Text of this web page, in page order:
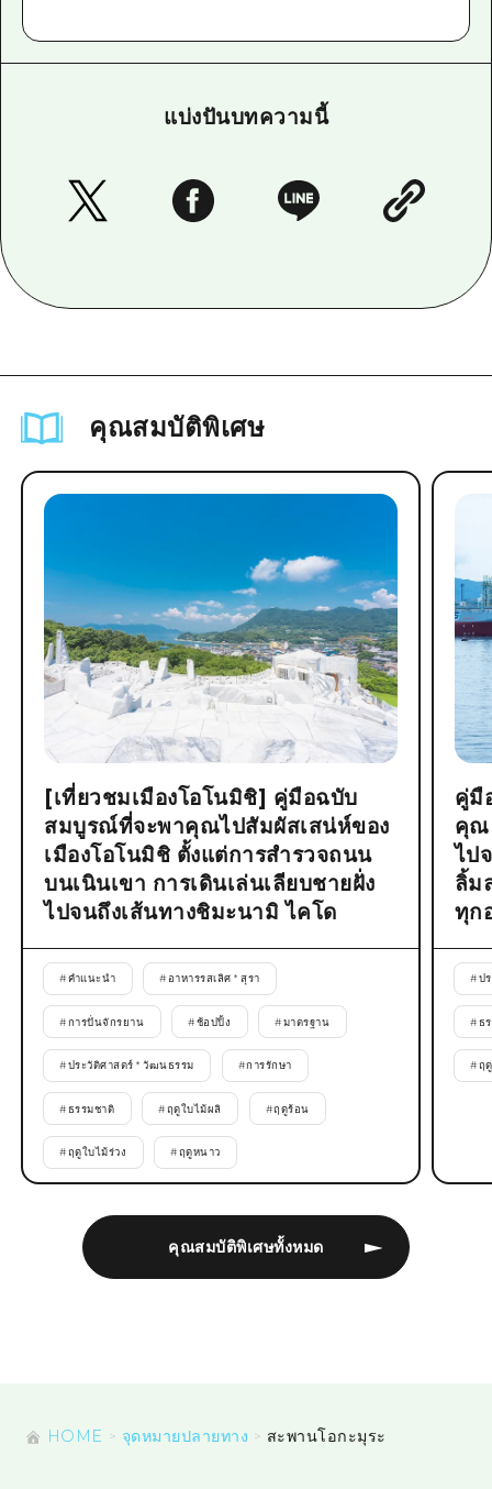
แบ่งปันบทความนี้
คุณสมบัติพิเศษ
คุณสมบัติพิเศษทั้งหมด
[เที่ยวชมเมืองโอโนมิชิ] คู่มือฉบับ
สมบูรณ์ที่จะพาคุณไปสัมผัสเสน่ห์ของ
เมืองโอโนมิชิ ตั้งแต่การสำรวจถนน
บนเนินเขา การเดินเล่นเลียบชายฝั่ง
ไปจนถึงเส้นทางชิมะนามิ ไคโด
#คำแนะนำ # อาหารรสเลิศ * สุรา
#การปั่นจักรยาน #ช้อปปิ้ง #มาตรฐาน
#ประวัติศาสตร์ * วัฒนธรรม #การรักษา
#ธรรมชาติ #ฤดูใบไม้ผลิ #ฤดูร้อน
#ฤดูใบไม้ร่วง #ฤดูหนาว
คู่มื
คุณ
ไป
ลิ้ม
ทุก
#ป
#ธ
#ฤ
HOME จุดหมายปลายทาง สะพานโอกะมุระ